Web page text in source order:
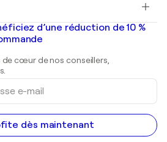
d’une réduction de 10 %
cœur de nos conseillers,
dès maintenant